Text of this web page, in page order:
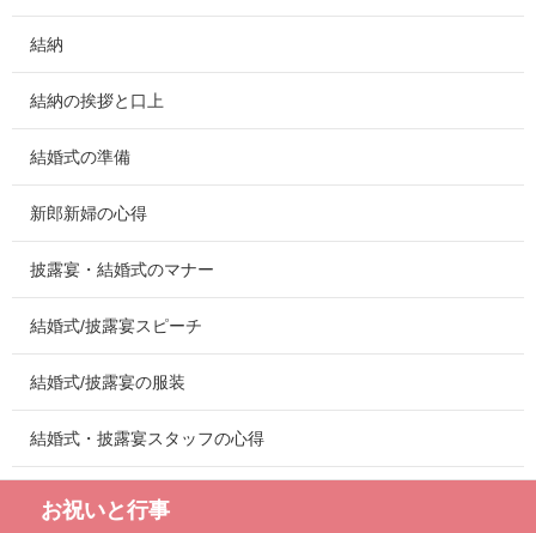
結納
結納の挨拶と口上
結婚式の準備
新郎新婦の心得
披露宴・結婚式のマナー
結婚式/披露宴スピーチ
結婚式/披露宴の服装
結婚式・披露宴スタッフの心得
お祝いと行事